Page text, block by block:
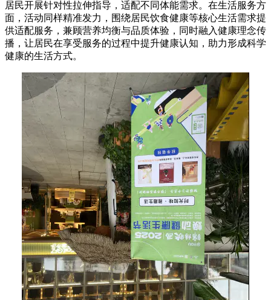
居民开展针对性拉伸指导，适配不同体能需求。在生活服务方
面，活动同样精准发力，围绕居民饮食健康等核心生活需求提
供适配服务，兼顾营养均衡与品质体验，同时融入健康理念传
播，让居民在享受服务的过程中提升健康认知，助力形成科学
健康的生活方式。